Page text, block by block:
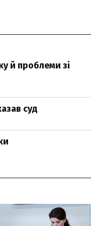
й проблеми зі
суд